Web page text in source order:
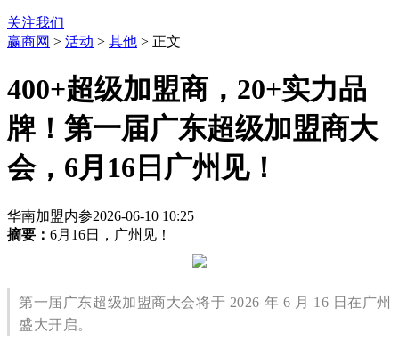
关注我们
赢商网 > 活动 > 其他 > 正文
400+超级加盟商，20+实力品
牌！第一届广东超级加盟商大
会，6月16日广州见！
华南加盟内参2026-06-10 10:25
摘要： 6月16日，广州见！
第一届广东超级加盟商大会将于 2026 年 6 月 16 日在广州
盛大开启。